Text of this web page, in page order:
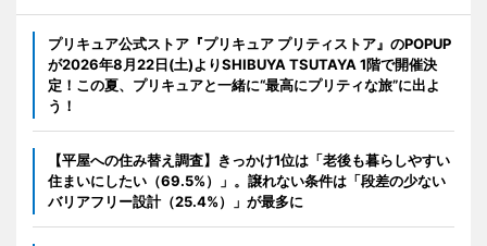
プリキュア公式ストア『プリキュア プリティストア』のPOPUP
が2026年8月22日(土)よりSHIBUYA TSUTAYA 1階で開催決
定！この夏、プリキュアと一緒に“最高にプリティな旅”に出よ
う！
【平屋への住み替え調査】きっかけ1位は「老後も暮らしやすい
住まいにしたい（69.5%）」。譲れない条件は「段差の少ない
バリアフリー設計（25.4%）」が最多に